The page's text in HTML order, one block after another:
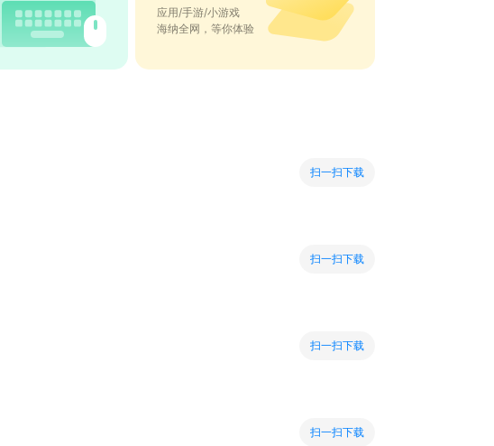
应用/手游/小游戏
海纳全网，等你体验
扫一扫下载
扫一扫下载
扫一扫下载
扫一扫下载